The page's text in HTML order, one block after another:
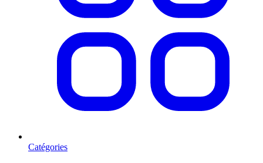
Catégories